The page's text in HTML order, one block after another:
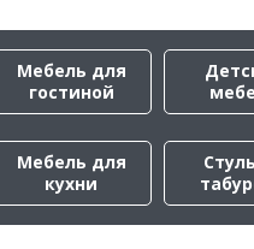
Мебель для
гостиной
Мебель для
кухни